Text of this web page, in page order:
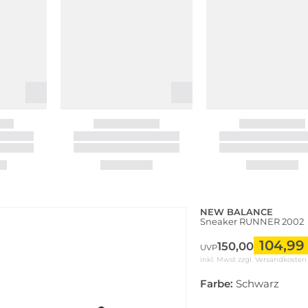
NEW BALANCE
Sneaker RUNNER 2002
UVP150,00 104,99
inkl. Mwst zzgl. Versandkosten
Farbe: Schwarz